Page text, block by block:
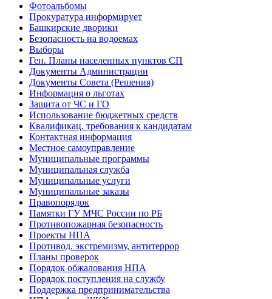
Фотоальбомы
Прокуратура информирует
Башкирские дворики
Безопасность на водоемах
Выборы
Ген. Планы населенных пунктов СП
Документы Администрации
Документы Совета (Решения)
Информация о льготах
Защита от ЧС и ГО
Использование бюджетных средств
Квалификац. требования к кандидатам
Контактная информация
Местное самоуправление
Муниципальные программы
Муниципальная служба
Муниципальные услуги
Муниципальные заказы
Правопорядок
Памятки ГУ МЧС России по РБ
Противопожарная безопасность
Проекты НПА
Противод. экстремизму, антитеррор
Планы проверок
Порядок обжалования НПА
Порядок поступления на службу
Поддержка предпринимательства